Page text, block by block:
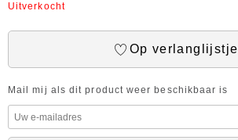
Uitverkocht
Op verlanglijstje
Mail mij als dit product weer beschikbaar is